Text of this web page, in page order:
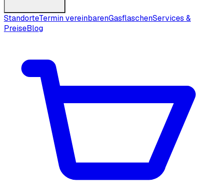
StandorteTermin vereinbarenGasflaschenServices &
PreiseBlog